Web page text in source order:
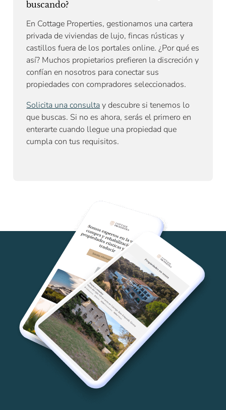
buscando?
En Cottage Properties, gestionamos una cartera
privada de viviendas de lujo, fincas rústicas y
castillos fuera de los portales online. ¿Por qué es
así? Muchos propietarios prefieren la discreción y
confían en nosotros para conectar sus
propiedades con compradores seleccionados.
Solicita una consulta y descubre si tenemos lo
que buscas. Si no es ahora, serás el primero en
enterarte cuando llegue una propiedad que
cumpla con tus requisitos.